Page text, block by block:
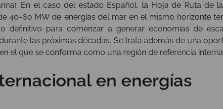
En el caso del estado Español, la Hoja de Ruta de
40-60 MW de energías del mar en el mismo horizonte
definitivo para comenzar a generar economías de
las próximas décadas. Se trata además de una
el que se conforma como una región de referencia
en energías